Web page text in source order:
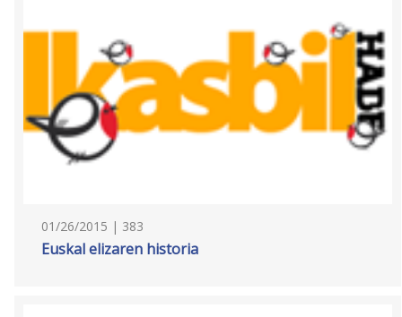
01/26/2015 | 383
Euskal elizaren historia